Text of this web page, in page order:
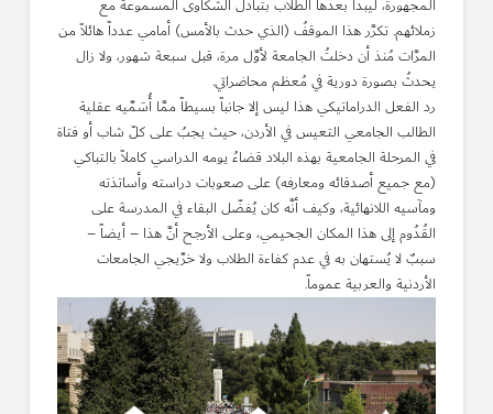
المجهورة، ليبدأ بعدها الطلاب بتبادُل الشكاوى المسموعة مع
زملائهم. تكرَّر هذا الموقفُ (الذي حدث بالأمس) أمامي عدداً هائلاً من
المرَّات مُنذ أن دخلتُ الجامعة لأوَّل مرة، قبل سبعة شهور، ولا زال
يحدثُ بصورة دورية في مُعظم محاضراتي.
رد الفعل الدراماتيكي هذا ليس إلا جانباً بسيطاً ممَّا أُسَمِّيه عقلية
الطالب الجامعي التعيس في الأردن، حيث يجبُ على كلّ شاب أو فتاة
في المرحلة الجامعية بهذه البلاد قضاءُ يومه الدراسي كاملاً بالتباكي
(مع جميع أصدقائه ومعارفه) على صعوبات دراسته وأساتذته
ومآسيه اللانهائية، وكيف أنَّه كان يُفضّل البقاء في المدرسة على
القُدُوم إلى هذا المكان الجحيمي، وعلى الأرجح أنَّ هذا – أيضاً –
سببٌ لا يُستهان به في عدم كفاءة الطلاب ولا خرِّيجي الجامعات
الأردنية والعربية عموماً.